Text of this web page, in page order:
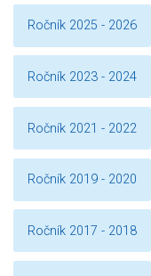
Ročník 2025 - 2026
Ročník 2023 - 2024
Ročník 2021 - 2022
Ročník 2019 - 2020
Ročník 2017 - 2018